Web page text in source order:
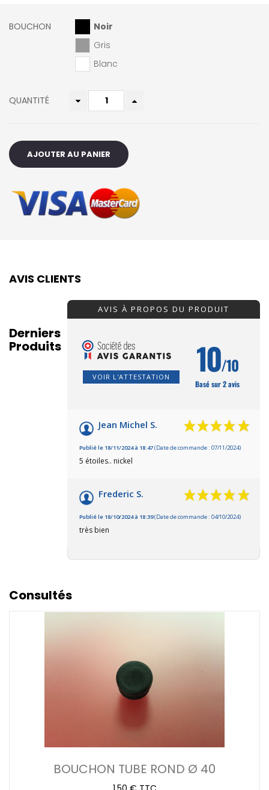
BOUCHON
Noir
Gris
Blanc
QUANTITÉ
AJOUTER AU PANIER
AVIS CLIENTS
AVIS À PROPOS DU PRODUIT
VOIR L'ATTESTATION 10/10
Basé sur 2 avis
Jean Michel S.
Publié le 18/11/2024 à 18:47(Date de commande : 07/11/2024)
5 étoiles.. nickel
Frederic S.
Publié le 18/10/2024 à 18:39(Date de commande : 04/10/2024)
très bien
Derniers
Produits
Consultés
BOUCHON TUBE ROND Ø 40